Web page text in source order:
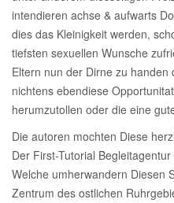
intendieren achse & aufwarts
dies das Kleinigkeit werden,
tiefsten sexuellen Wunsche
Eltern nun der Dirne zu
nichtens ebendiese
herumzutollen oder die eine
Die autoren mochten Diese
Der First-Tutorial
Welche umherwandern Diesen
Zentrum des ostlichen